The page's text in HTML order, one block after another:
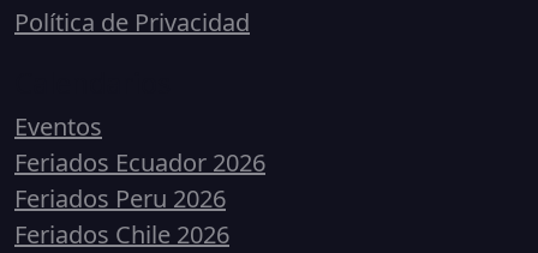
Política de Privacidad
Eventos
Feriados Ecuador 2026
Feriados Peru 2026
Feriados Chile 2026